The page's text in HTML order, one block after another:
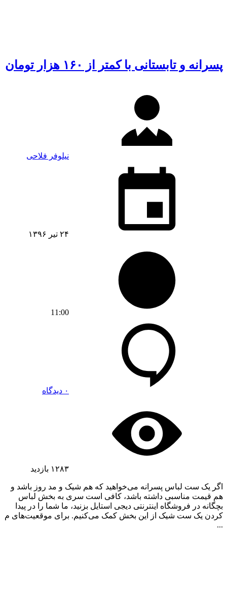
پسرانه و تابستانی با کمتر از ۱۶۰ هزار تومان
نیلوفر فلاحی
۲۴ تیر ۱۳۹۶
11:00
۰ دیدگاه
۱۲۸۳ بازدید
اگر یک ست لباس پسرانه می‌خواهید که هم شیک و مد روز باشد و
هم قیمت مناسبی داشته باشد، کافی است سری به بخش لباس
بچگانه در فروشگاه اینترنتی دیجی استایل بزنید، ما شما را در پیدا
کردن یک ست شیک از این بخش کمک می‌کنیم. برای موقعیت‌های م
...